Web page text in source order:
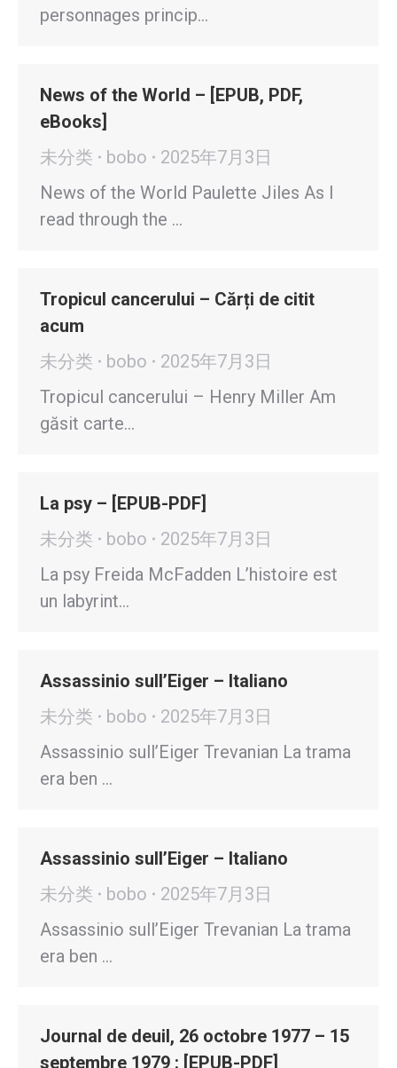
personnages princip…
News of the World – [EPUB, PDF,
eBooks]
未分类
bobo
2025年7月3日
News of the World Paulette Jiles As I
read through the …
Tropicul cancerului – Cărți de citit
acum
未分类
bobo
2025年7月3日
Tropicul cancerului – Henry Miller Am
găsit carte…
La psy – [EPUB-PDF]
未分类
bobo
2025年7月3日
La psy Freida McFadden L’histoire est
un labyrint…
Assassinio sull’Eiger – Italiano
未分类
bobo
2025年7月3日
Assassinio sull’Eiger Trevanian La trama
era ben …
Assassinio sull’Eiger – Italiano
未分类
bobo
2025年7月3日
Assassinio sull’Eiger Trevanian La trama
era ben …
Journal de deuil, 26 octobre 1977 – 15
septembre 1979 : [EPUB-PDF]